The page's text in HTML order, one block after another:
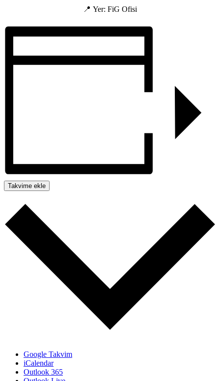
📍 Yer: FiG Ofisi
Takvime ekle
Google Takvim
iCalendar
Outlook 365